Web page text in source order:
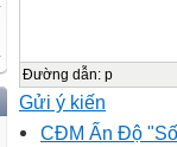
Đường dẫn: p
Gửi ý kiến
CĐM Ấn Độ